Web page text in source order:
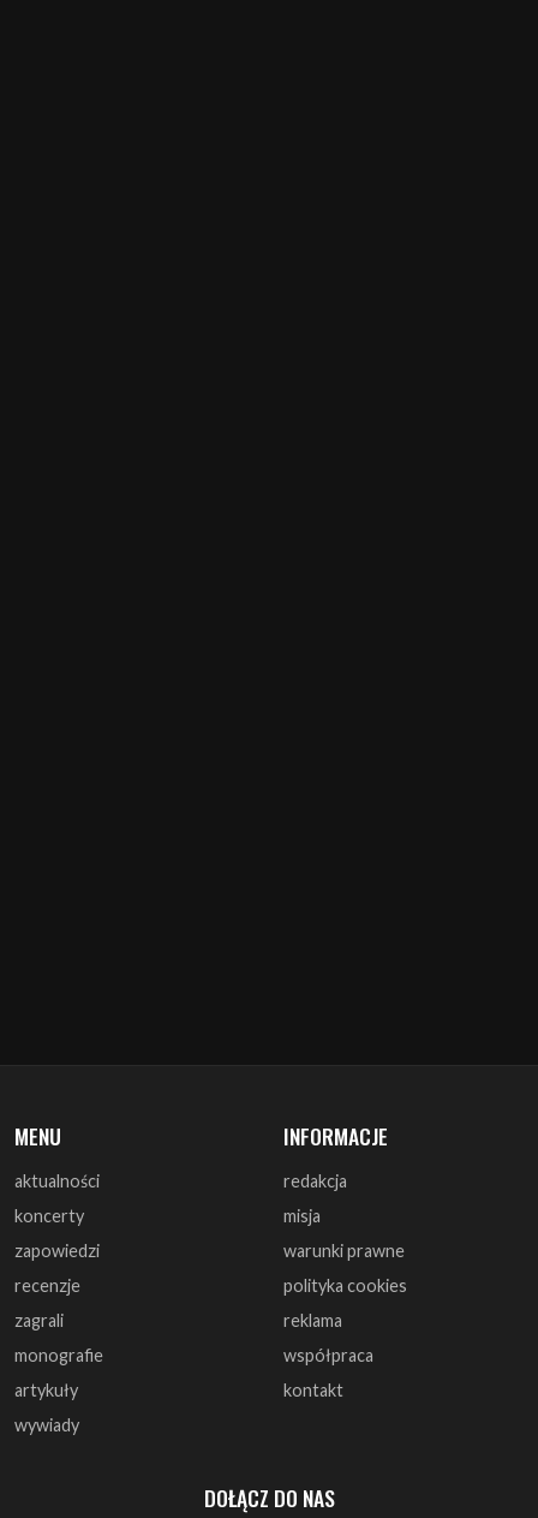
MENU
aktualności
koncerty
zapowiedzi
recenzje
zagrali
monografie
artykuły
wywiady
INFORMACJE
redakcja
misja
warunki prawne
polityka cookies
reklama
współpraca
kontakt
DOŁĄCZ DO NAS